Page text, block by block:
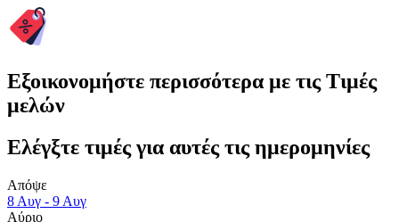
Εξοικονομήστε περισσότερα με τις Τιμές
μελών
Ελέγξτε τιμές για αυτές τις ημερομηνίες
Απόψε
8 Αυγ - 9 Αυγ
Αύριο